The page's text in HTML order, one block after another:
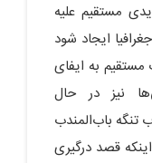
مستقیم علیه
ایجاد شود
مستقیم به ایفای
نیز در حال
تنگه باب‌المندب
قصد درگیری